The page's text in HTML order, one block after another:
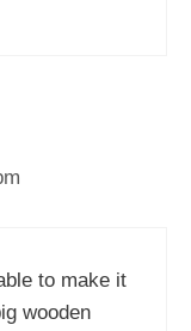
to make it
wooden